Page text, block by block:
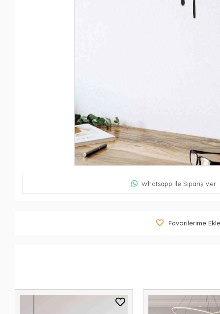
Whatsapp İle Sipariş Ver
Favorilerime Ekle